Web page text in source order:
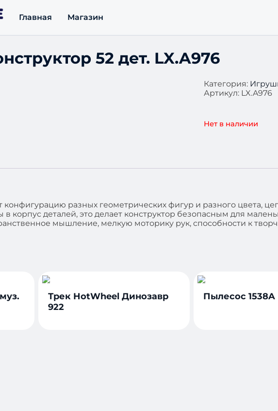
Главная Магазин
52 дет. LX.A976
Категория:
Артикул: LX.A976
Нет в наличии
конфигурацию разных геометрических фигур и разного цвета,
корпус деталей, это делает конструктор безопасным для
мышление, мелкую моторику рук, способности к
Трек HotWheel Динозавр
922
Пылесос 1538A